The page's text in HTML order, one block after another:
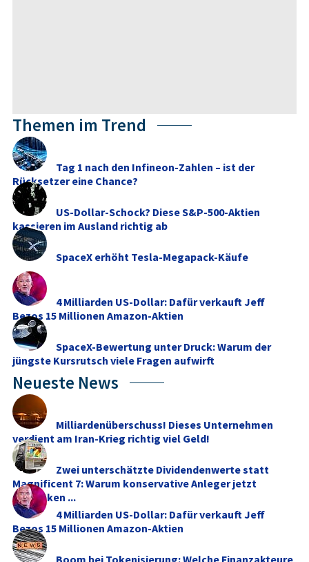
Themen im Trend
Tag 1 nach den Infineon-Zahlen – ist der
Rücksetzer eine Chance?
US-Dollar-Schock? Diese S&P-500-Aktien
kassieren im Ausland richtig ab
SpaceX erhöht Tesla-Megapack-Käufe
4 Milliarden US-Dollar: Dafür verkauft Jeff
Bezos 15 Millionen Amazon-Aktien
SpaceX-Bewertung unter Druck: Warum der
jüngste Kursrutsch viele Fragen aufwirft
Neueste News
Milliardenüberschuss! Dieses Unternehmen
verdient am Iran-Krieg richtig viel Geld!
Zwei unterschätzte Dividendenwerte statt
Magnificent 7: Warum konservative Anleger jetzt
umdenken ...
4 Milliarden US-Dollar: Dafür verkauft Jeff
Bezos 15 Millionen Amazon-Aktien